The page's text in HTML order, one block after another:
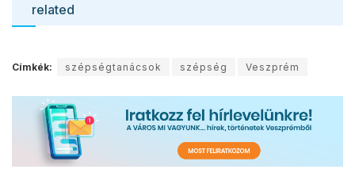
related
Címkék: szépségtanácsok szépség Veszprém